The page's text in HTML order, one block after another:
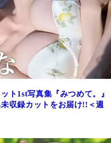
ト1st写真集『みつめて。』
収録カットをお届け!!＜週